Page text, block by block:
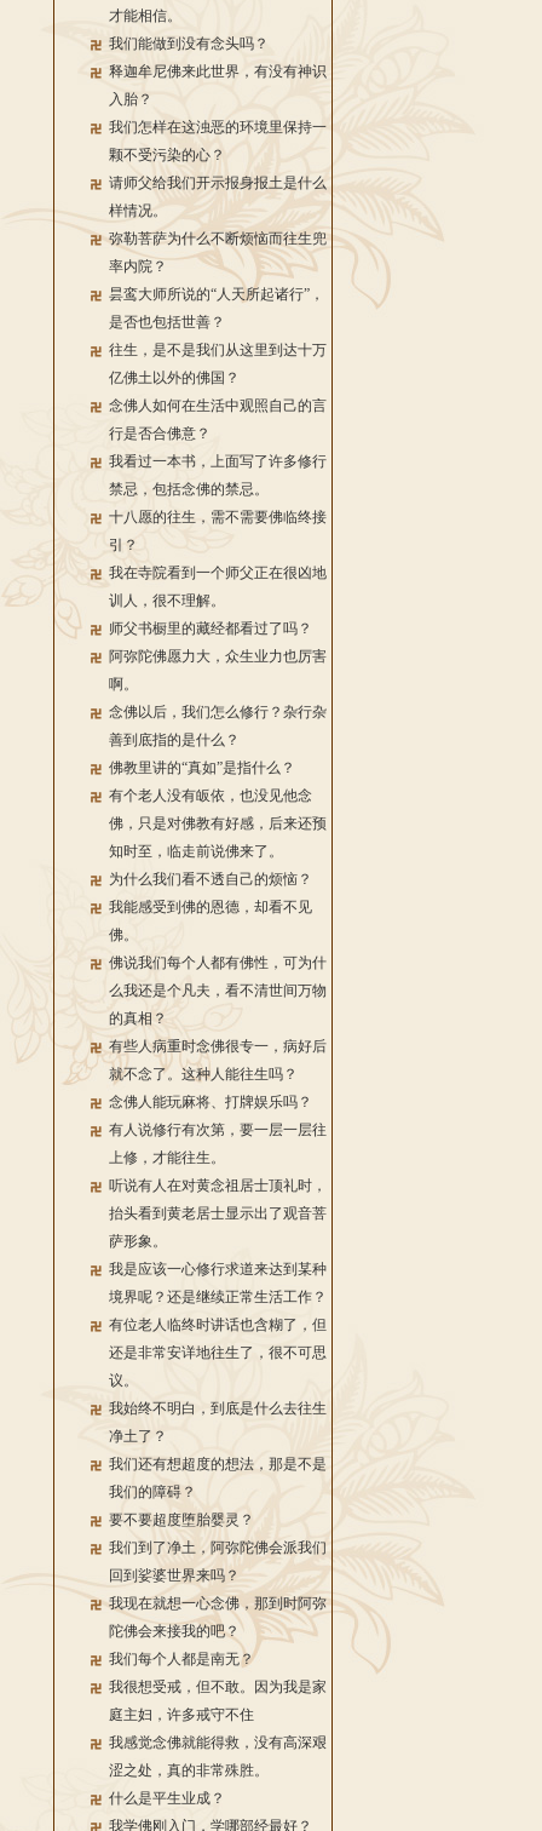
才能相信。
我们能做到没有念头吗？
释迦牟尼佛来此世界，有没有神识
入胎？
我们怎样在这浊恶的环境里保持一
颗不受污染的心？
请师父给我们开示报身报土是什么
样情况。
弥勒菩萨为什么不断烦恼而往生兜
率内院？
昙鸾大师所说的“人天所起诸行”，
是否也包括世善？
往生，是不是我们从这里到达十万
亿佛土以外的佛国？
念佛人如何在生活中观照自己的言
行是否合佛意？
我看过一本书，上面写了许多修行
禁忌，包括念佛的禁忌。
十八愿的往生，需不需要佛临终接
引？
我在寺院看到一个师父正在很凶地
训人，很不理解。
师父书橱里的藏经都看过了吗？
阿弥陀佛愿力大，众生业力也厉害
啊。
念佛以后，我们怎么修行？杂行杂
善到底指的是什么？
佛教里讲的“真如”是指什么？
有个老人没有皈依，也没见他念
佛，只是对佛教有好感，后来还预
知时至，临走前说佛来了。
为什么我们看不透自己的烦恼？
我能感受到佛的恩德，却看不见
佛。
佛说我们每个人都有佛性，可为什
么我还是个凡夫，看不清世间万物
的真相？
有些人病重时念佛很专一，病好后
就不念了。这种人能往生吗？
念佛人能玩麻将、打牌娱乐吗？
有人说修行有次第，要一层一层往
上修，才能往生。
听说有人在对黄念祖居士顶礼时，
抬头看到黄老居士显示出了观音菩
萨形象。
我是应该一心修行求道来达到某种
境界呢？还是继续正常生活工作？
有位老人临终时讲话也含糊了，但
还是非常安详地往生了，很不可思
议。
我始终不明白，到底是什么去往生
净土了？
我们还有想超度的想法，那是不是
我们的障碍？
要不要超度堕胎婴灵？
我们到了净土，阿弥陀佛会派我们
回到娑婆世界来吗？
我现在就想一心念佛，那到时阿弥
陀佛会来接我的吧？
我们每个人都是南无？
我很想受戒，但不敢。因为我是家
庭主妇，许多戒守不住
我感觉念佛就能得救，没有高深艰
涩之处，真的非常殊胜。
什么是平生业成？
我学佛刚入门，学哪部经最好？